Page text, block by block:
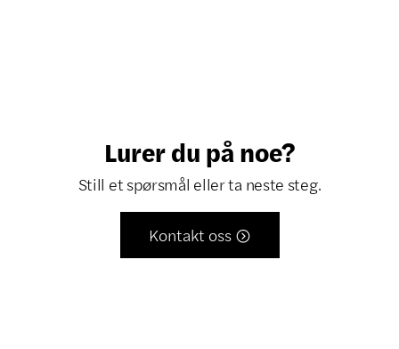
Lurer du på noe?
Still et spørsmål eller ta neste steg.
Kontakt oss 